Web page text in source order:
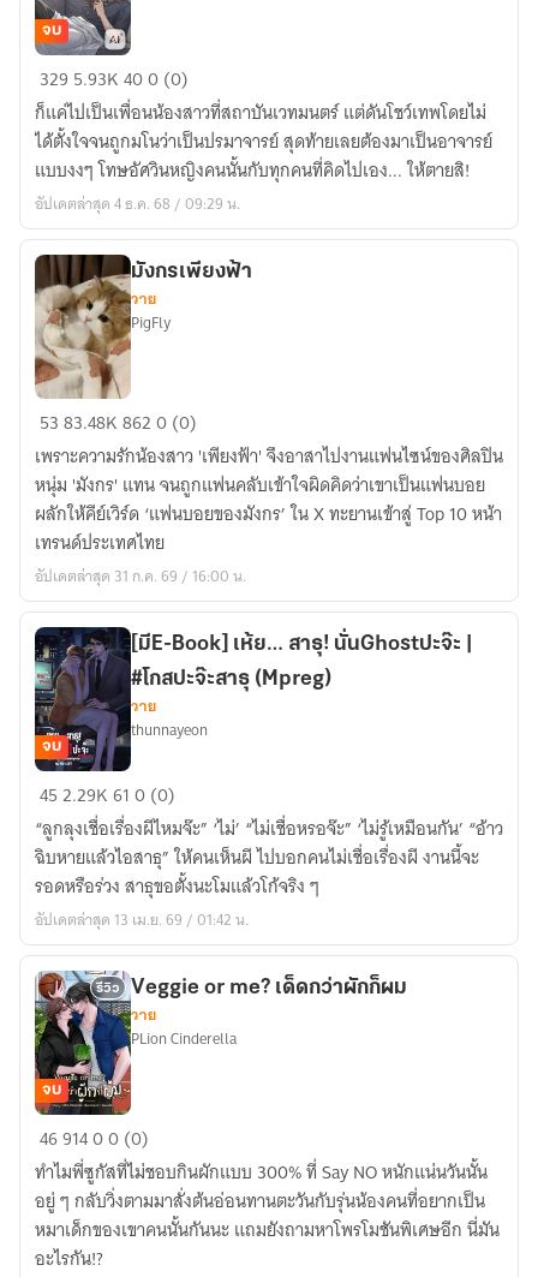
รัก
แรง
หวง
แรง]
ผม
ไม่
ได้
เก่ง
พวก
คุณ
นั่น
แหละ
ที่
มโน
ไป
เอง!
จบ
329 5.93K400 (0)
ก็แค่ไปเป็นเพื่อนน้องสาวที่สถาบันเวทมนตร์ แต่ดันโชว์เทพโดยไม่
ได้ตั้งใจจนถูกมโนว่าเป็นปรมาจารย์ สุดท้ายเลยต้องมาเป็นอาจารย์
แบบงงๆ โทษอัศวินหญิงคนนั้นกับทุกคนที่คิดไปเอง... ให้ตายสิ!
อัปเดตล่าสุด 4 ธ.ค. 68 / 09:29 น.
มังกร
ฟ้า
มังกรเพียงฟ้า
วาย
PigFly
5383.48K8620 (0)
เพราะความรักน้องสาว 'เพียงฟ้า' จึงอาสาไปงานแฟนไซน์ของศิลปิน
หนุ่ม 'มังกร' แทน จนถูกแฟนคลับเข้าใจผิดคิดว่าเขาเป็นแฟนบอย
ผลักให้คีย์เวิร์ด ‘แฟนบอยของมังกร’ ใน X ทะยานเข้าสู่ Top 10 หน้า
เทรนด์ประเทศไทย
อัปเดตล่าสุด 31 ก.ค. 69 / 16:00 น.
[มีE-
เห้ย…
สาธุ!
นั่นGhostปะ
จ๊ะ
|
#โกส
ปะ
จ๊ะ
สาธุ
(Mpreg)
จบ
[มีE-Book] เห้ย… สาธุ! นั่นGhostปะจ๊ะ |
#โกสปะจ๊ะสาธุ (Mpreg)
วาย
thunnayeon
452.29K610 (0)
“ลูกลุงเชื่อเรื่องผีไหมจ๊ะ” ‘ไม่’ “ไม่เชื่อหรอจ๊ะ” ‘ไม่รู้เหมือนกัน’ “อ้าว
ฉิบหายแล้วไอสาธุ” ให้คนเห็นผี ไปบอกคนไม่เชื่อเรื่องผี งานนี้จะ
รอดหรือร่วง สาธุขอตั้งนะโมแล้วโก้จริง ๆ
อัปเดตล่าสุด 13 เม.ย. 69 / 01:42 น.
รีวิว
Veggie
or
me?
เด็ด
กว่า
จบ
Veggie or me? เด็ดกว่าผักก็ผม
วาย
PLion Cinderella
4691400 (0)
ทำไมพี่ซูกัสที่ไม่ชอบกินผักแบบ 300% ที่ Say NO หนักแน่นวันนั้น
อยู่ ๆ กลับวิ่งตามมาสั่งต้นอ่อนทานตะวันกับรุ่นน้องคนที่อยากเป็น
หมาเด็กของเขาคนนั้นกันนะ แถมยังถามหาโพรโมชันพิเศษอีก นี่มัน
อะไรกัน!?